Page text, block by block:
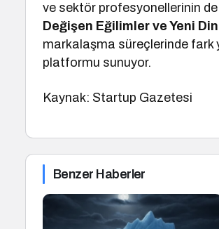
ve sektör profesyonellerinin de
Değişen Eğilimler ve Yeni
markalaşma süreçlerinde fark
platformu sunuyor.
Kaynak: Startup Gazetesi
Benzer Haberler